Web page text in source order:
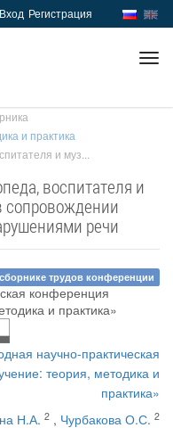
Вход Регистрация
и практика
и муз...
воспитателя и
сопровождении
речи
трудов конференции
научно-практическая
теория, методика и
практика»
Н.А. 2 , Чурбакова О.С. 2